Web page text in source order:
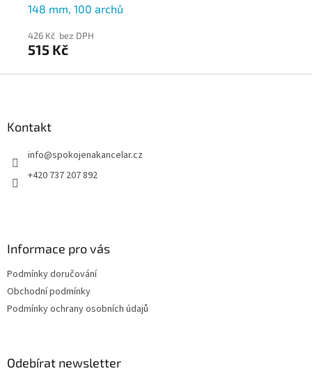
148 mm, 100 archů
426 Kč bez DPH
515 Kč
Kontakt
info@spokojenakancelar.cz
+420 737 207 892
Informace pro vás
Podmínky doručování
Obchodní podmínky
Podmínky ochrany osobních údajů
Odebírat newsletter